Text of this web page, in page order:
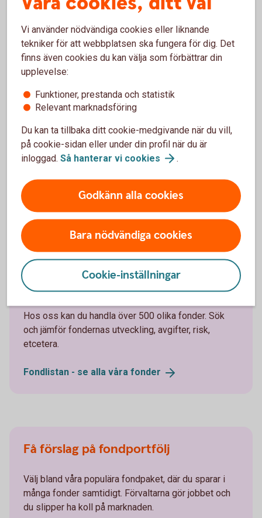
och snabbare tack vare ränta på ränta-effekten. Du
Ränta på ränta – vad ärdet?
Du sprider risken
När aktierna i fonden ökar eller minskar i värde, så
sker samma sak även för värdet av fonden. Men i
och med att en fond placerar i många olika aktier
Det är enkelt
Det är enkelt att börja spara i fonder och kräver
Börja spara i fonder
Välj fonder i fondlistan
Hos oss kan du handla över 500 olika fonder. Sök
och jämför fondernas utveckling, avgifter, risk,
etcetera.
Fondlistan - se alla våra fonder
Få förslag på fondportfölj
Välj bland våra populära fondpaket, där du sparar i
många fonder samtidigt. Förvaltarna gör jobbet och
du slipper ha koll på marknaden.
Vi använder nödvändiga cookies eller liknande
tekniker för att webbplatsen ska fungera för dig. Det
finns även cookies du kan välja som förbättrar din
upplevelse:
Funktioner, prestanda och statistik
Relevant marknadsföring
Du kan ta tillbaka ditt cookie-medgivande när du vill,
på cookie-sidan eller under din profil när du är
inloggad. Så hanterar vi cookies .
Godkänn alla cookies
Bara nödvändiga cookies
Cookie-inställningar